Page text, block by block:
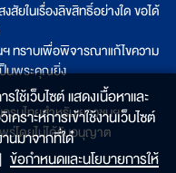
สัยในเรื่องลิขสิทธิ์อย่างใด ขอได้
ฯ ทราบเพื่อพิจารณาแก้ไขความ
นพระคุณยิ่ง
รมไทยสำหรับเยาวชนฯ
ร่โดยไม่ได้รับอนุญาต
ช้เว็บไซต์ แสดงเนื้อหาและ
ราะห์การเข้าใช้งานเว็บไซต์
านมาจากที่ใด๋
| ข้อกำหนดและนโยบายการให้